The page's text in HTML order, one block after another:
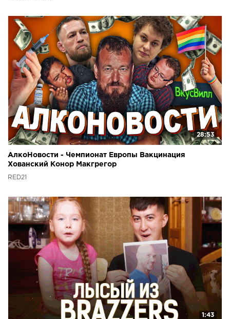
28:53
АлкоНовости - Чемпионат Европы Вакцинация
Хованский Конор Макгрегор
RED21
1:43